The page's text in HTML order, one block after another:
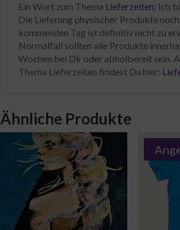
Ein Wort zum Thema Lieferzeiten: Ich
Die Lieferung physischer Produkte
kommenden Tag ist definitiv nicht zu
Normalfall sollten alle Produkte
Wochen bei Dir oder abholbereit sein.
Thema Lieferzeiten findest Du hier:
Ähnliche Produkte